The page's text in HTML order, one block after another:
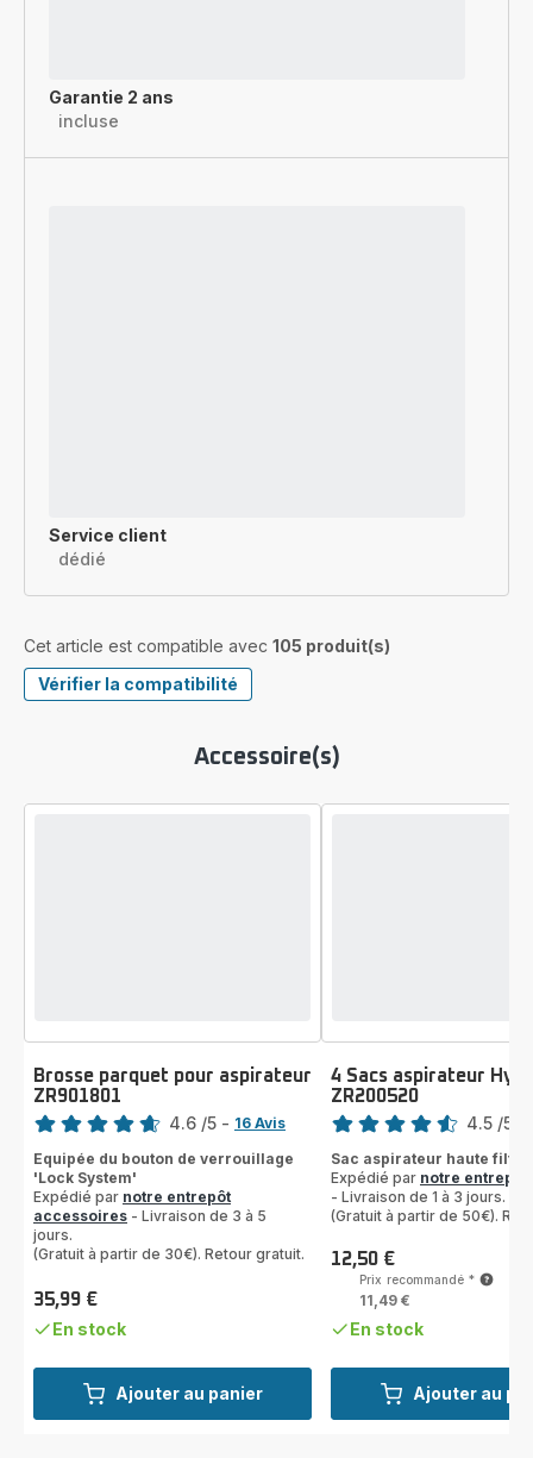
Garantie 2 ans
incluse
Service client
dédié
Cet article est compatible avec 105 produit(s)
Vérifier la compatibilité
Accessoire(s)
Ajouter au panier
Brosse parquet pour aspirateur
ZR901801
Note
4.6 /5 - 16 Avis
Equipée du bouton de verrouillage
'Lock System'
Expédié par notre entrepôt
accessoires - Livraison de 3 à 5
jours.
(Gratuit à partir de 30€). Retour gratuit.
Prix
35,99 €
En stock
Ajouter au
4 Sacs aspirateur
ZR200520
Note
4.5 /5
Sac aspirateur haute
Expédié par notre entrepôt
- Livraison de 1 à 3 jours.
(Gratuit à partir de 50€).
Prix
12,50 €
Prix recommandé *
11,49 €
En stock